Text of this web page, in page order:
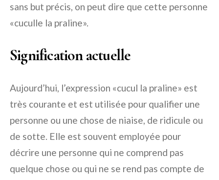
sans but précis, on peut dire que cette personne
«cuculle la praline».
Signification actuelle
Aujourd’hui, l’expression «cucul la praline» est
très courante et est utilisée pour qualifier une
personne ou une chose de niaise, de ridicule ou
de sotte. Elle est souvent employée pour
décrire une personne qui ne comprend pas
quelque chose ou qui ne se rend pas compte de